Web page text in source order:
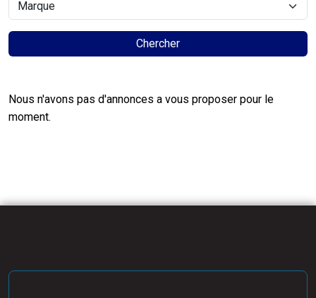
Chercher
Nous n'avons pas d'annonces a vous proposer pour le
moment.